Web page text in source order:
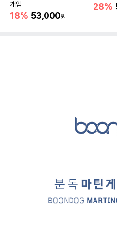
개입
18% 53,000원
28%